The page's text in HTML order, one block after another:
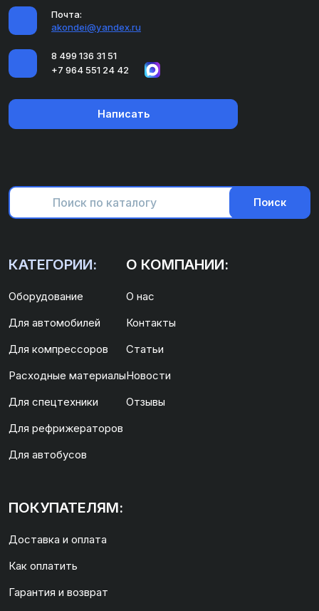
Почта:
akondei@yandex.ru
8 499 136 31 51
+7 964 551 24 42
Написать
Поиск
КАТЕГОРИИ:
Оборудование
Для автомобилей
Для компрессоров
Расходные материалы
Для спецтехники
Для рефрижераторов
Для автобусов
О КОМПАНИИ:
О нас
Контакты
Статьи
Новости
Отзывы
ПОКУПАТЕЛЯМ:
Доставка и оплата
Как оплатить
Гарантия и возврат